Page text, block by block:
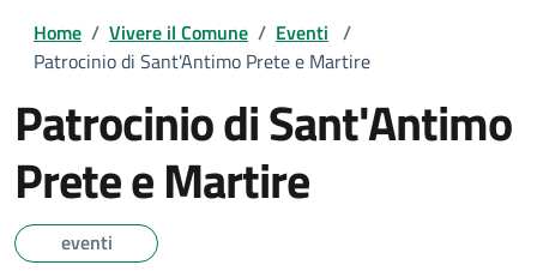
Home / Vivere il Comune / Eventi /
Patrocinio di Sant'Antimo Prete e Martire
Patrocinio di Sant'Antimo
Prete e Martire
eventi